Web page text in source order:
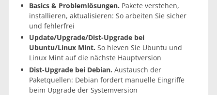
Basics & Problemlösungen. Pakete verstehen,
installieren, aktualisieren: So arbeiten Sie sicher
und fehlerfrei
Update/Upgrade/Dist-Upgrade bei
Ubuntu/Linux Mint. So hieven Sie Ubuntu und
Linux Mint auf die nächste Hauptversion
Dist-Upgrade bei Debian. Austausch der
Paketquellen: Debian fordert manuelle Eingriffe
beim Upgrade der Systemversion